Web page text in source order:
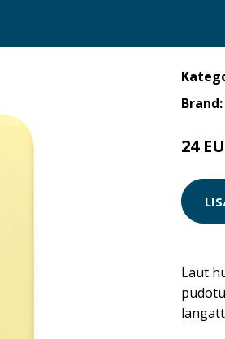
Brand:
24
Laut